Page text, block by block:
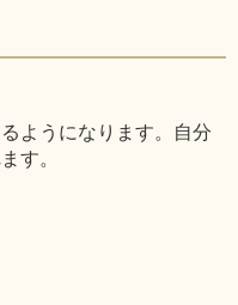
ようになります。自分
す。